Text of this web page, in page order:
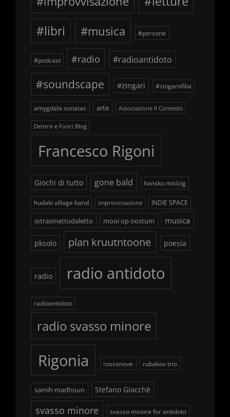
#libri
#musica #persone
#podcast #radio #radioantidoto
#soundscape #zingari #zingarofilia
amygdala sonatas arte Associazione Il Contesto
Dentro e Fuori Blog
Francesco Rigoni
Giochi di tutto gone bald hansko mislzig
hudaki village band improvvisazione INDIE SPACE
iotrasmettodaletto mooi op oostum musica
pksolo plan kruutntoone poesia
radio radio antidoto
radioantidoto
radio svasso minore
Rigonia rossonove rubakov trio
samih madhoun Stefano Giacchè
svasso minore svasso minore for antidoto